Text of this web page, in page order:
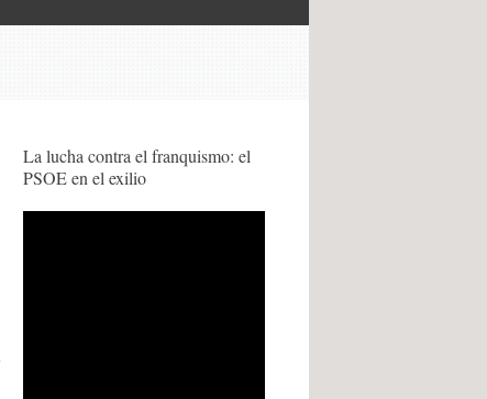
La lucha contra el franquismo: el
PSOE en el exilio